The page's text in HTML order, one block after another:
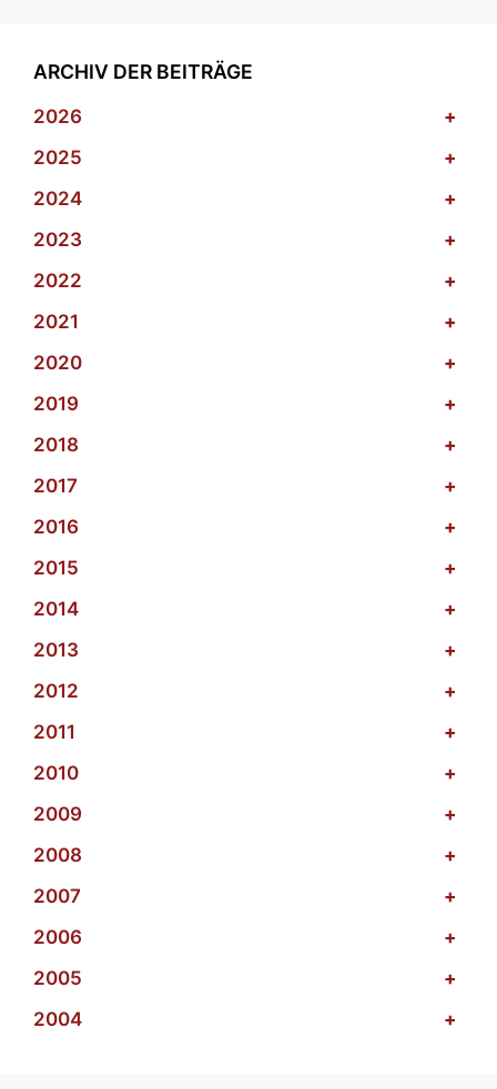
ARCHIV DER BEITRÄGE
2026
+
2025
+
2024
+
2023
+
2022
+
2021
+
2020
+
2019
+
2018
+
2017
+
2016
+
2015
+
2014
+
2013
+
2012
+
2011
+
2010
+
2009
+
2008
+
2007
+
2006
+
2005
+
2004
+